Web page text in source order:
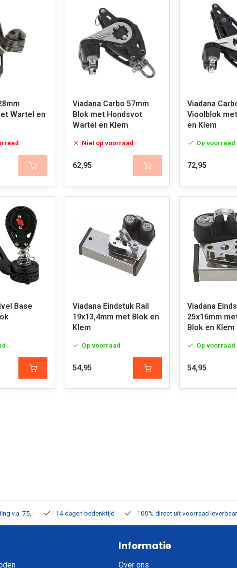
Wartel en
Viadana Carbo 57mm
Blok met Hondsvot
Wartel en Klem
Niet op voorraad
62,95
Viadana
Vioolblok
en Klem
Op voorraad
72,95
Base
Viadana Eindstuk Rail
19x13,4mm met Blok en
Klem
Op voorraad
54,95
Viadana
25x16mm
Blok en Klem
Op voorraad
54,95
v.a. 75,- 14 dagen bedenktijd 100% direct uit voorraad leverbaar
Informatie
Over ons